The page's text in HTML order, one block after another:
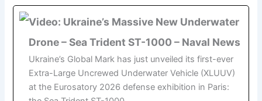
Video: Ukraine’s Massive New Underwater
Drone – Sea Trident ST-1000 – Naval News
Ukraine’s Global Mark has just unveiled its first-ever
Extra-Large Uncrewed Underwater Vehicle (XLUUV)
at the Eurosatory 2026 defense exhibition in Paris: